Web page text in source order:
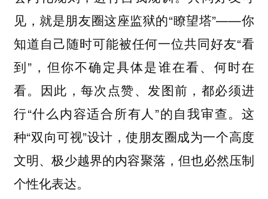
见，就是朋友圈这座监狱的“瞭望塔”——你
知道自己随时可能被任何一位共同好友“看
到”，但你不确定具体是谁在看、何时在
看。因此，每次点赞、发图前，都必须进
行“什么内容适合所有人”的自我审查。这
种“双向可视”设计，使朋友圈成为一个高度
文明、极少越界的内容聚落，但也必然压制
个性化表达。